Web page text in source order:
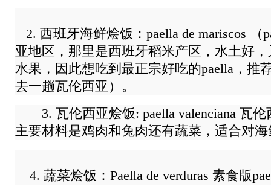
2. 西班牙海鲜烩饭：paella de mariscos （
亚地区，那里是西班牙稻米产区，水土好
水果，因此想吃到最正宗好吃的paella，推
去一趟瓦伦西亚）。
3. 瓦伦西亚烩饭: paella valenciana 瓦伦
主要材料是鸡肉和兔肉还有蔬菜，适合对
4. 蔬菜烩饭：Paella de verduras 素食版